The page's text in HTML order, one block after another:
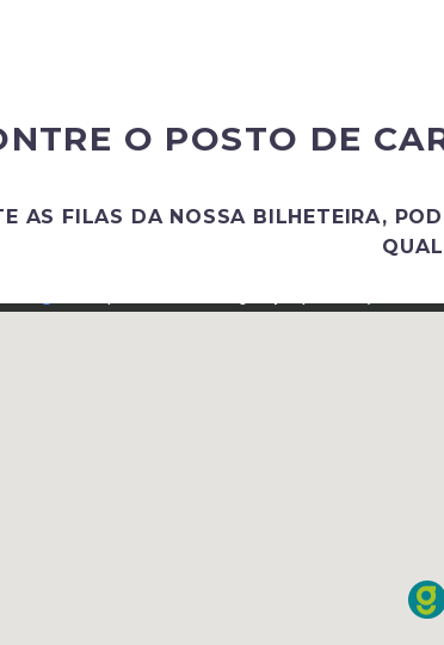
O POSTO DE
AS FILAS DA NOSSA BILHETEIRA,